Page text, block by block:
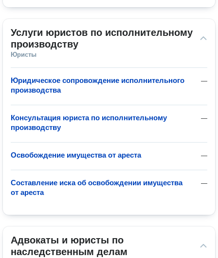
Услуги юристов по исполнительному
производству
Юристы
—
Юридическое сопровождение исполнительного
производства
—
Консультация юриста по исполнительному
производству
—
Освобождение имущества от ареста
—
Составление иска об освобождении имущества
от ареста
Адвокаты и юристы по
наследственным делам